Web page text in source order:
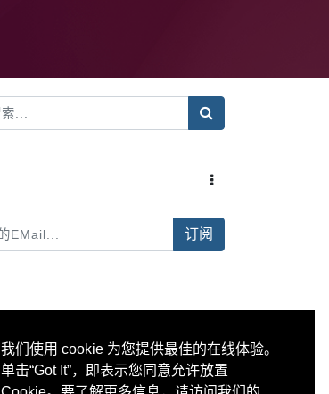
我们使用 cookie 为您提供最佳的在线体验。
单击“Got It”，即表示您同意允许放置
订阅